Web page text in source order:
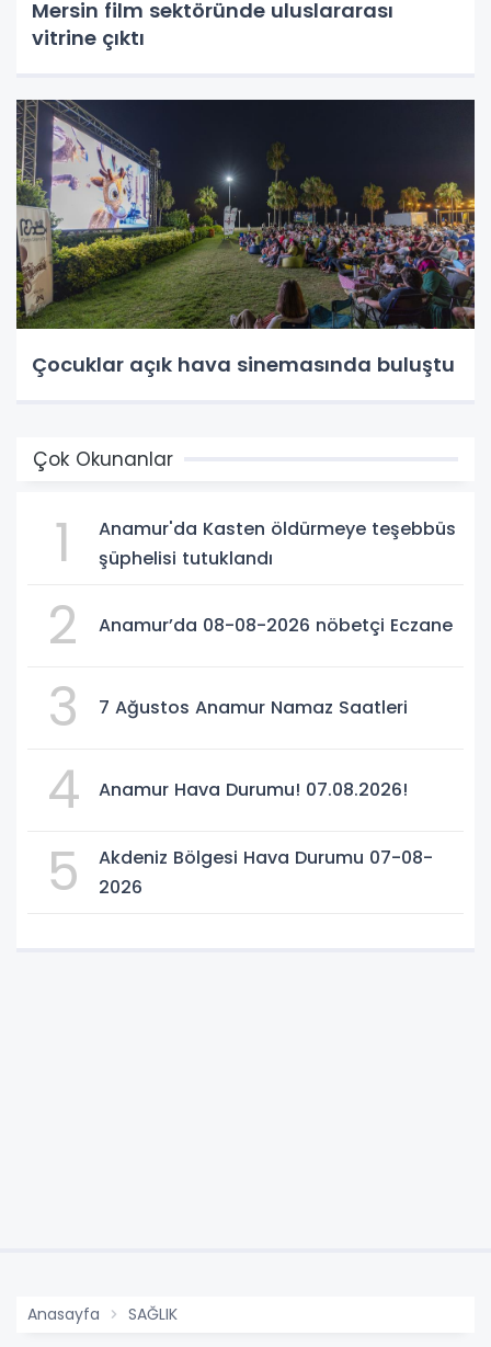
Mersin film sektöründe uluslararası
vitrine çıktı
Çocuklar açık hava sinemasında buluştu
Çok Okunanlar
1
Anamur'da Kasten öldürmeye teşebbüs
şüphelisi tutuklandı
2 Anamur’da 08-08-2026 nöbetçi Eczane
3 7 Ağustos Anamur Namaz Saatleri
4 Anamur Hava Durumu! 07.08.2026!
5
Akdeniz Bölgesi Hava Durumu 07-08-
2026
Anasayfa SAĞLIK